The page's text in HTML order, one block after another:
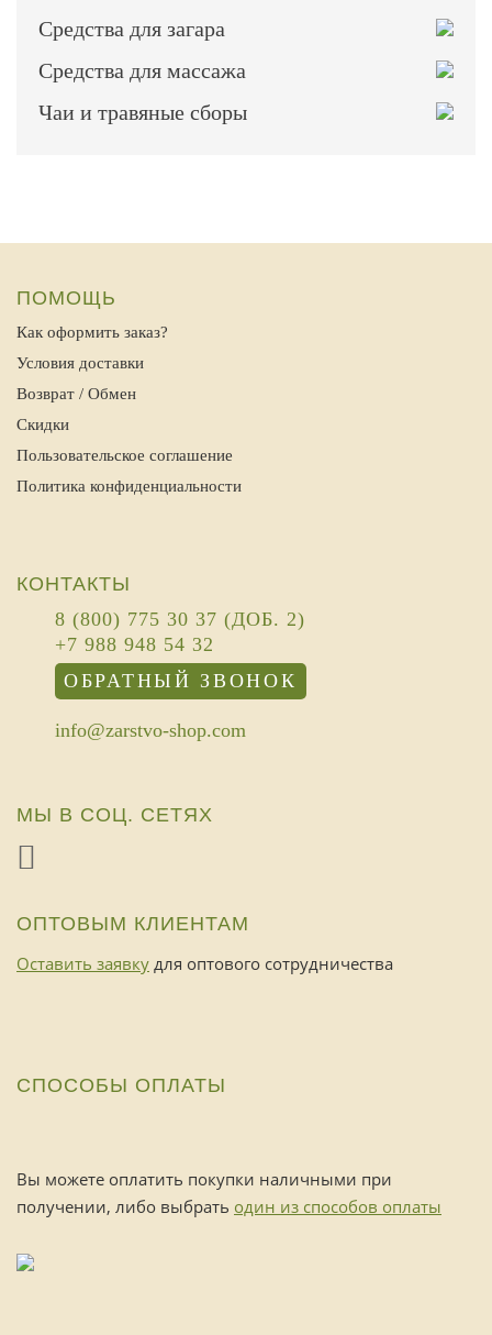
Средства для загара
Средства для массажа
Чаи и травяные сборы
ПОМОЩЬ
Как оформить заказ?
Условия доставки
Возврат / Обмен
Скидки
Пользовательское соглашение
Политика конфиденциальности
КОНТАКТЫ
8 (800) 775 30 37 (ДОБ. 2)
+7 988 948 54 32
ОБРАТНЫЙ ЗВОНОК
info@zarstvo-shop.com
МЫ В СОЦ. СЕТЯХ
ОПТОВЫМ КЛИЕНТАМ
Оставить заявку для оптового сотрудничества
СПОСОБЫ ОПЛАТЫ
Вы можете оплатить покупки наличными при
получении, либо выбрать один из способов оплаты